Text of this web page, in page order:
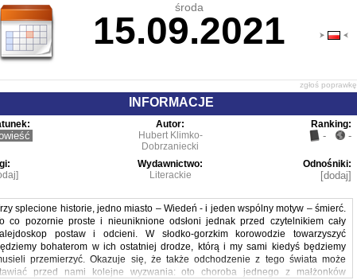
środa
15.09.2021
zgłoś poprawkę
INFORMACJE
Autor:
Hubert Klimko-
Dobrzaniecki
Ranking:
- -
Wydawnictwo:
Literackie
Odnośniki:
[dodaj]
splecione historie, jedno miasto – Wiedeń - i jeden wspólny motyw – śmierć.
co pozornie proste i nieuniknione odsłoni jednak przed czytelnikiem cały
postaw i odcieni. W słodko-gorzkim korowodzie towarzyszyć
bohaterom w ich ostatniej drodze, którą i my sami kiedyś będziemy
przemierzyć. Okazuje się, że także odchodzenie z tego świata może
przed nami kolejne wyzwania: oto choroba jednego z małżonków